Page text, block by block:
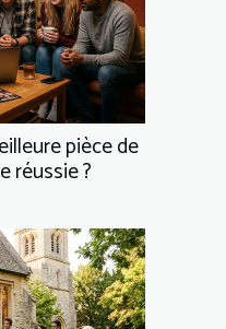
pièce de
réussie ?